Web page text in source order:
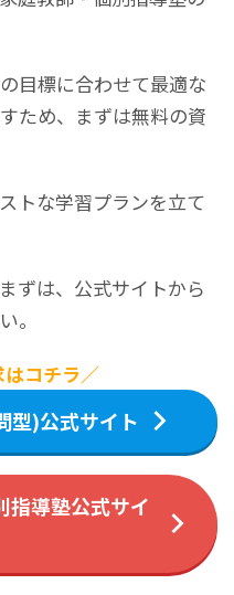
目標に合わせて最適な
ため、まずは無料の資
トな学習プランを立て
ずは、公式サイトから
。
コチラ／
型)公式サイト
指導塾公式サイ